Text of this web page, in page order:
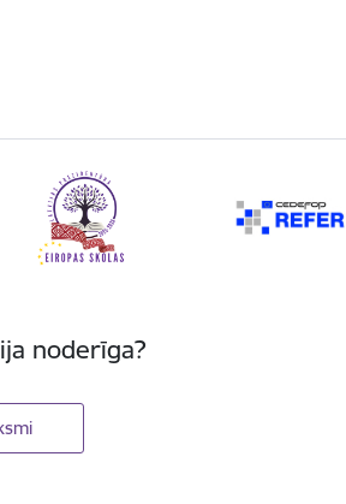
noderīga?